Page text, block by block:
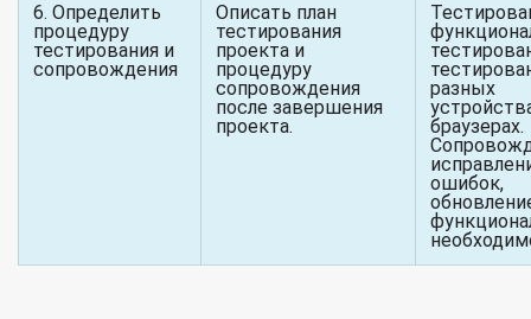
6. Определить
процедуру
тестирования и
сопровождения
Описать план
тестирования
проекта и
процедуру
сопровождения
после завершения
проекта.
разных
браузерах.
ошибок,